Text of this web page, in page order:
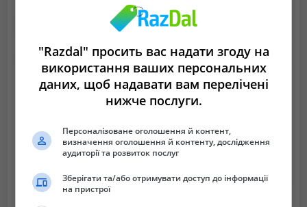
Iwata w400 bellaria 1.4/1.8 мм
Не указана
"Razdal" просить вас надати згоду на
використання ваших персональних
даних, щоб надавати вам перелічені
нижче послуги.
Персоналізоване оголошення й контент,
визначення оголошення й контенту, дослідження
аудиторії та розвиток послуг
Зберігати та/або отримувати доступ до інформації
на пристрої